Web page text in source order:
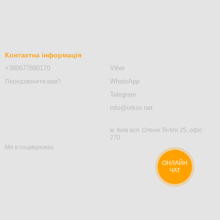
Контактна інформація
+380677880170
Передзвонити вам?
Viber
WhatsApp
Telegram
info@orkov.net
м. Київ вул. Олени Теліги 25, офіс
270
Ми в соцмережах
ОНЛАЙН
ЧАТ